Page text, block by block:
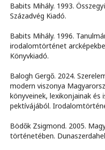
Babits Mihály. 1993.
Századvég Kiadó.
Babits Mihály. 1996.
irodalomtörténet
Könyvkiadó.
Balogh Gergő. 2024.
modern viszonya
könyveinek, lexikonjainak és
pektívájából.
Bödők Zsigmond. 2005.
történetében.